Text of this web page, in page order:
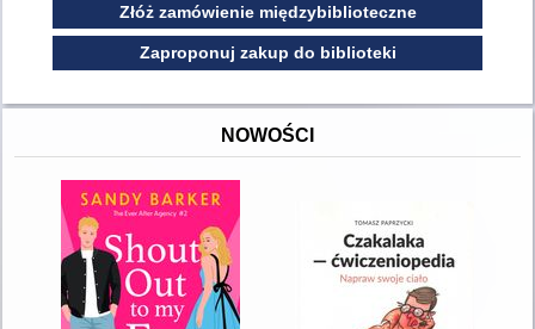
Złóż zamówienie międzybiblioteczne
Zaproponuj zakup do biblioteki
NOWOŚCI